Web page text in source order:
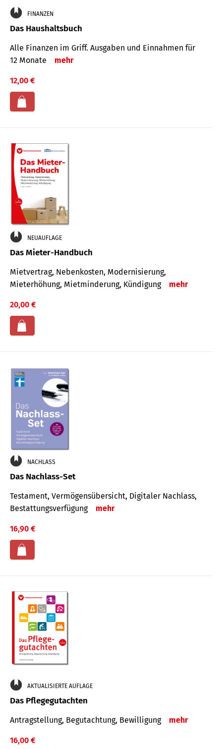
FINANZEN
Das Haushaltsbuch
Alle Finanzen im Griff. Aus­gaben und Ein­nahmen für
12 Monate
mehr
12,00 €
NEUAUFLAGE
Das Mieter-Handbuch
Mietvertrag, Nebenkosten, Modernisierung,
Mieterhöhung, Mietminderung, Kündigung
mehr
20,00 €
NACHLASS
Das Nachlass-Set
Testament, Vermögens­übersicht, Digitaler Nach­lass,
Bestat­tungs­ver­fügung
mehr
16,90 €
AKTUALISIERTE AUFLAGE
Das Pflegegutachten
Antragstellung, Begutachtung, Bewilligung mehr
16,00 €